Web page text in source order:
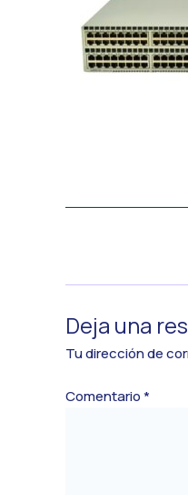
Deja una
Tu dirección de
Comentario*